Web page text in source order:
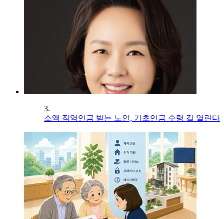
3.
소액 직역연금 받는 노인, 기초연금 수령 길 열린다